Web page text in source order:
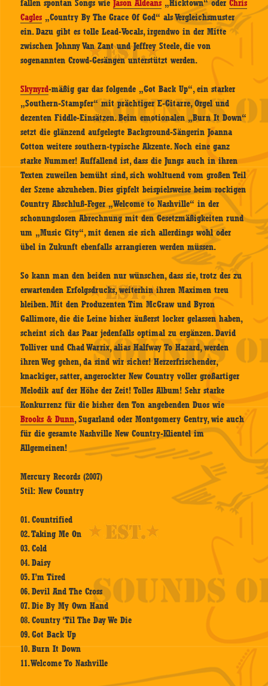
fallen spontan Songs wieJason Aldeans „Hicktown“ oderChris
Cagles „Country By The Grace Of God“ als Vergleichsmuster
ein. Dazu gibt es tolle Lead-Vocals, irgendwo in der Mitte
zwischen Johnny Van Zant und Jeffrey Steele, die von
sogenannten Crowd-Gesängen unterstützt werden.
Skynyrd-mäßig gar das folgende „Got Back Up“, ein starker
„Southern-Stampfer“ mit prächtiger E-Gitarre, Orgel und
dezenten Fiddle-Einsätzen. Beim emotionalen „Burn It Down“
setzt die glänzend aufgelegte Background-Sängerin Joanna
Cotton weitere southern-typische Akzente. Noch eine ganz
starke Nummer! Auffallend ist, dass die Jungs auch in ihren
Texten zuweilen bemüht sind, sich wohltuend vom großen Teil
der Szene abzuheben. Dies gipfelt beispielsweise beim rockigen
Country Abschluß-Feger „Welcome to Nashville“ in der
schonungslosen Abrechnung mit den Gesetzmäßigkeiten rund
um „Music City“, mit denen sie sich allerdings wohl oder
übel in Zukunft ebenfalls arrangieren werden müssen.
So kann man den beiden nur wünschen, dass sie, trotz des zu
erwartenden Erfolgsdrucks, weiterhin ihren Maximen treu
bleiben. Mit den Produzenten Tim McGraw und Byron
Gallimore, die die Leine bisher äußerst locker gelassen haben,
scheint sich das Paar jedenfalls optimal zu ergänzen. David
Tolliver und Chad Warrix, alias Halfway To Hazard, werden
ihren Weg gehen, da sind wir sicher! Herzerfrischender,
knackiger, satter, angerockter New Country voller großartiger
Melodik auf der Höhe der Zeit! Tolles Album! Sehr starke
Konkurrenz für die bisher den Ton angebenden Duos wie
Brooks & Dunn, Sugarland oder Montgomery Gentry, wie auch
für die gesamte Nashville New Country-Klientel im
Allgemeinen!
Mercury Records (2007)
Stil: New Country
01. Countrified
02. Taking Me On
03. Cold
04. Daisy
05. I’m Tired
06. Devil And The Cross
07. Die By My Own Hand
08. Country ‘Til The Day We Die
09. Got Back Up
10. Burn It Down
11. Welcome To Nashville